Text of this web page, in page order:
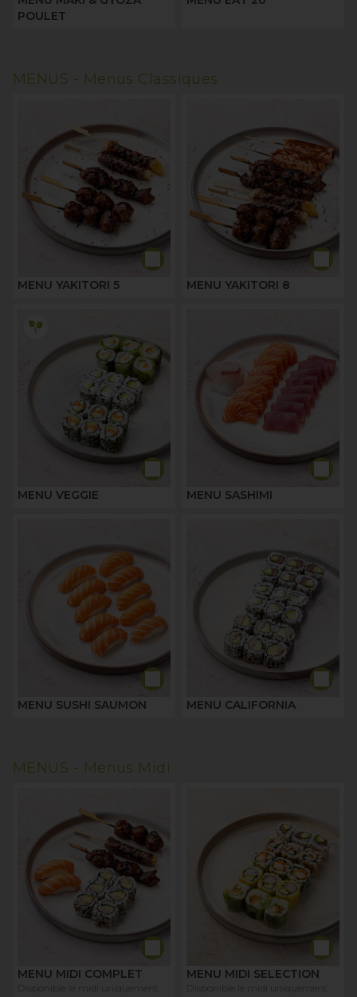
POULET
MENUS - Menus Classiques
MENU YAKITORI 5 MENU YAKITORI 8
MENU VEGGIE MENU SASHIMI
MENU SUSHI SAUMON MENU CALIFORNIA
MENUS - Menus Midi
MENU MIDI COMPLET MENU MIDI SELECTION